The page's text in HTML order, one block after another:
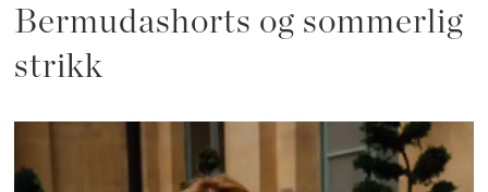
Bermudashorts og sommerlig
strikk